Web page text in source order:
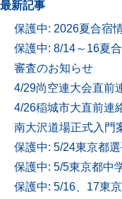
最新記事
保護中: 2026夏合宿
保護中: 8/14～16夏
審査のお知らせ
4/29尚空連大会直前
4/26稲城市大直前連
南大沢道場正式入門
保護中: 5/24東京都
保護中: 5/5東京都中
保護中: 5/16、17東